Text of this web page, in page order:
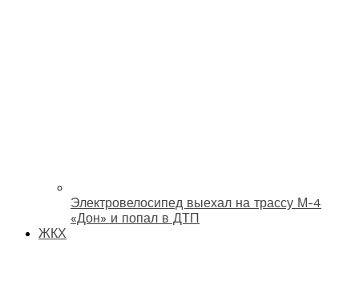
Электровелосипед выехал на трассу М-4
«Дон» и попал в ДТП
ЖКХ